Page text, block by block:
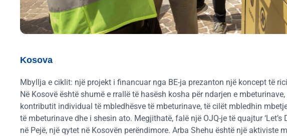
Kosova
Mbyllja e ciklit: një projekt i financuar nga BE-ja prezanton një koncept të
Në Kosovë është shumë e rrallë të hasësh kosha për ndarjen e
kontributit individual të mbledhësve të mbeturinave, të cilët mbledhin
të mbeturinave dhe i shesin ato. Megjithatë, falë një OJQ-je të quajtur
në Pejë, një qytet në Kosovën perëndimore. Arba Shehu është një aktiviste